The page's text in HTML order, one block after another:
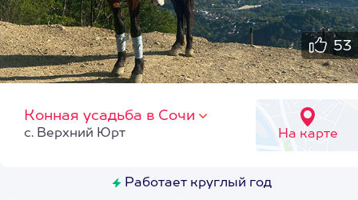
53
Конная усадьба в Сочи
На карте
с. Верхний Юрт
Работает круглый год